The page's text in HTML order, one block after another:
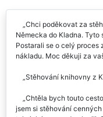
Recenze našich
Chci poděkovat za
Německa do Kladna. Tyto
Postarali se o celý proces
Chtěla bych touto